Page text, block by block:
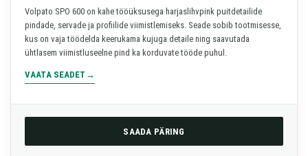
Volpato SPO 600 on kahe tööüksusega harjaslihvpink puitdetailide
pindade, servade ja profiilide viimistlemiseks. Seade sobib tootmisesse,
kus on vaja töödelda keerukama kujuga detaile ning saavutada
ühtlasem viimistluseelne pind ka korduvate tööde puhul.
VAATA SEADET
SAADA PÄRING